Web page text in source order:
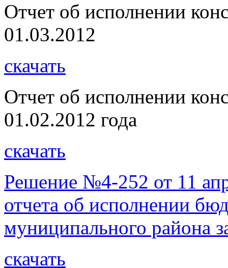
Отчет об исполнении
01.03.2012
скачать
Отчет об исполнении
01.02.2012 года
скачать
Решение №4-252 от 11
отчета об исполнении
муниципального района
скачать